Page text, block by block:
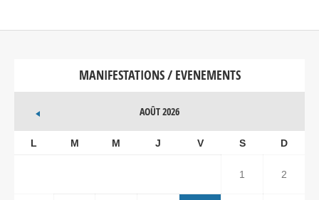
MANIFESTATIONS / EVENEMENTS
AOÛT 2026
L M M J V S D
1 2